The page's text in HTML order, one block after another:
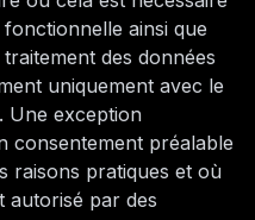
ainsi que
des données
uniquement avec le
Une exception
consentement préalable
raisons pratiques et où
autorisé par des